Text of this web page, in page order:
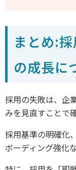
まとめ:
の成長に
採用の失敗は、企
みを見直すことで
採用基準の明確化
ボーディング強化